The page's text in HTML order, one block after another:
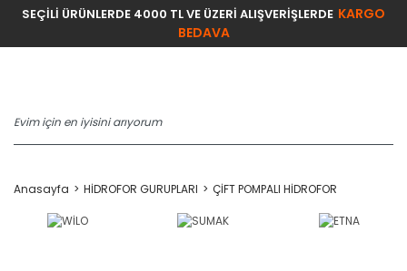
SEÇİLİ ÜRÜNLERDE 4000 TL VE ÜZERİ ALIŞVERİŞLERDE KARGO
BEDAVA
Anasayfa HİDROFOR GURUPLARI ÇİFT POMPALI HİDROFOR